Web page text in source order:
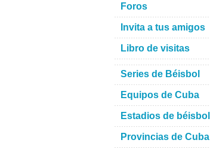
Foros
Invita a tus amigos
Libro de visitas
Series de Béisbol
Equipos de Cuba
Estadios de béisbol
Provincias de Cuba